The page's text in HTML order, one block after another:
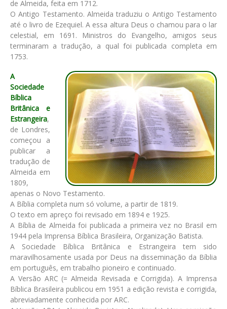
de Almeida, feita em 1712.
O Antigo Testamento. Almeida traduziu o Antigo Testamento
até o livro de Ezequiel. A essa altura Deus o chamou para o lar
celestial, em 1691. Ministros do Evangelho, amigos seus
terminaram a tradução, a qual foi publicada completa em
1753.
A
Sociedade
Bíblica
Britânica e
Estrangeira,
de Londres,
começou a
publicar a
tradução de
Almeida em
1809,
apenas o Novo Testamento.
A Bíblia completa num só volume, a partir de 1819.
O texto em apreço foi revisado em 1894 e 1925.
A Bíblia de Almeida foi publicada a primeira vez no Brasil em
1944 pela Imprensa Bíblica Brasileira, Organização Batista.
A Sociedade Bíblica Britânica e Estrangeira tem sido
maravilhosamente usada por Deus na disseminação da Bíblia
em português, em trabalho pioneiro e continuado.
A Versão ARC (= Almeida Revisada e Corrigida). A Imprensa
Bíblica Brasileira publicou em 1951 a edição revista e corrigida,
abreviadamente conhecida por ARC.